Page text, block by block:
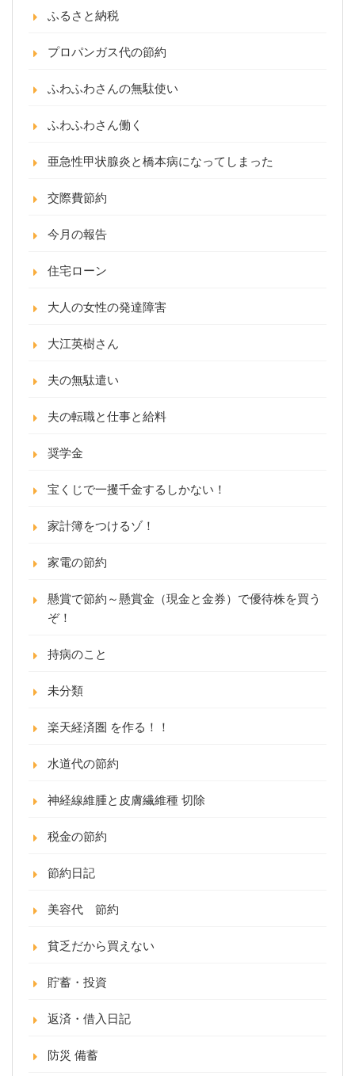
ふるさと納税
プロパンガス代の節約
ふわふわさんの無駄使い
ふわふわさん働く
亜急性甲状腺炎と橋本病になってしまった
交際費節約
今月の報告
住宅ローン
大人の女性の発達障害
大江英樹さん
夫の無駄遣い
夫の転職と仕事と給料
奨学金
宝くじで一攫千金するしかない！
家計簿をつけるゾ！
家電の節約
懸賞で節約～懸賞金（現金と金券）で優待株を買う
ぞ！
持病のこと
未分類
楽天経済圏 を作る！！
水道代の節約
神経線維腫と皮膚繊維種 切除
税金の節約
節約日記
美容代 節約
貧乏だから買えない
貯蓄・投資
返済・借入日記
防災 備蓄